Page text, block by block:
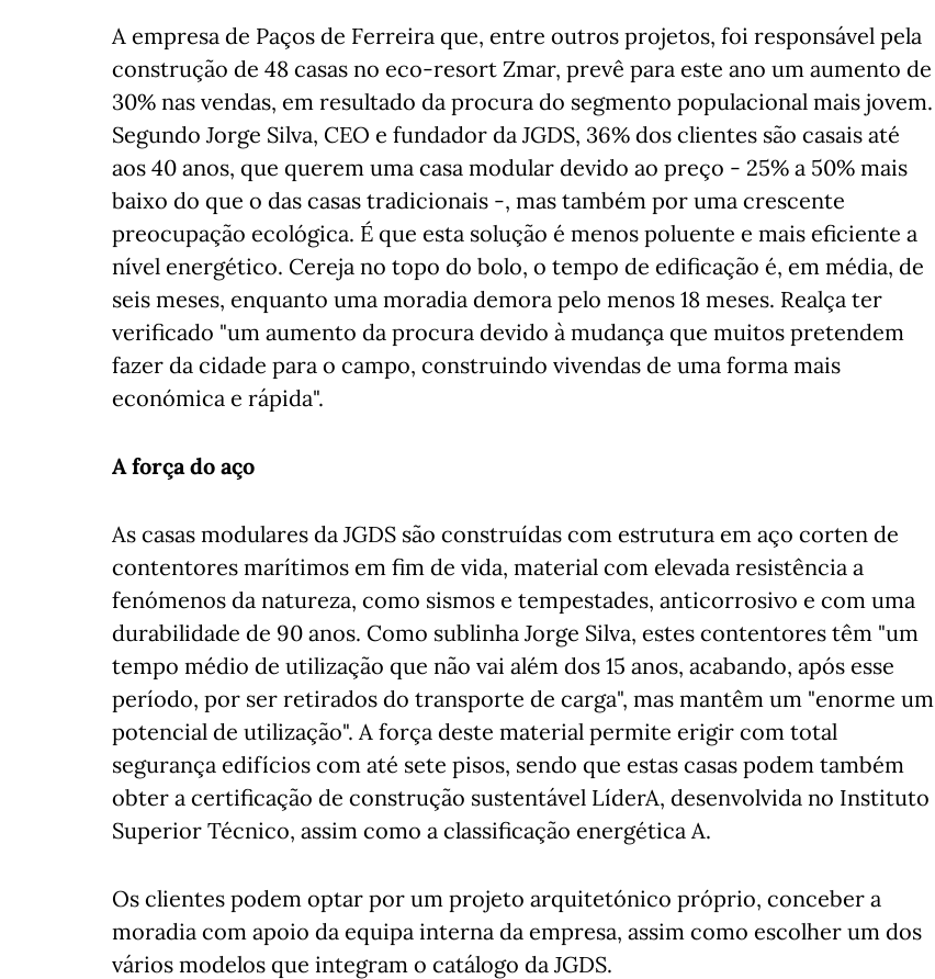
A empresa de Paços de Ferreira que, entre outros projetos, foi responsável pela
construção de 48 casas no eco-resort Zmar, prevê para este ano um aumento de
30% nas vendas, em resultado da procura do segmento populacional mais jovem.
Segundo Jorge Silva, CEO e fundador da JGDS, 36% dos clientes são casais até
aos 40 anos, que querem uma casa modular devido ao preço - 25% a 50% mais
baixo do que o das casas tradicionais -, mas também por uma crescente
preocupação ecológica. É que esta solução é menos poluente e mais eficiente a
nível energético. Cereja no topo do bolo, o tempo de edificação é, em média, de
seis meses, enquanto uma moradia demora pelo menos 18 meses. Realça ter
verificado "um aumento da procura devido à mudança que muitos pretendem
fazer da cidade para o campo, construindo vivendas de uma forma mais
económica e rápida".
A força do aço
As casas modulares da JGDS são construídas com estrutura em aço corten de
contentores marítimos em fim de vida, material com elevada resistência a
fenómenos da natureza, como sismos e tempestades, anticorrosivo e com uma
durabilidade de 90 anos. Como sublinha Jorge Silva, estes contentores têm "um
tempo médio de utilização que não vai além dos 15 anos, acabando, após esse
período, por ser retirados do transporte de carga", mas mantêm um "enorme um
potencial de utilização". A força deste material permite erigir com total
segurança edifícios com até sete pisos, sendo que estas casas podem também
obter a certificação de construção sustentável LíderA, desenvolvida no Instituto
Superior Técnico, assim como a classificação energética A.
Os clientes podem optar por um projeto arquitetónico próprio, conceber a
moradia com apoio da equipa interna da empresa, assim como escolher um dos
vários modelos que integram o catálogo da JGDS.